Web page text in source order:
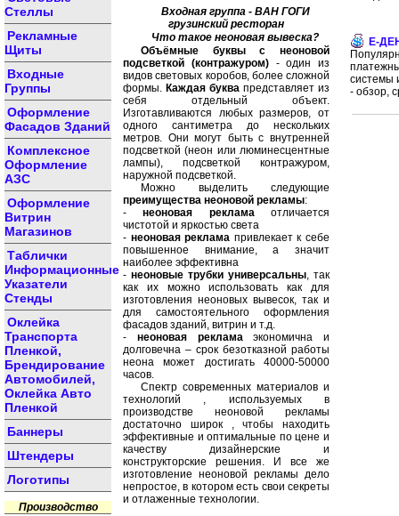
Стеллы
Рекламные
Щиты
Входные
Группы
Оформление
Фасадов Зданий
Комплексное
Оформление
АЗС
Оформление
Витрин
Магазинов
Таблички
Информационные
Указатели
Стенды
Оклейка
Транспорта
Пленкой,
Брендирование
Автомобилей,
Оклейка Авто
Пленкой
Баннеры
Штендеры
Логотипы
Производство
Входная группа - ВАН ГОГИ
грузинский ресторан
Что такое неоновая вывеска?
Объёмные буквы с неоновой
подсветкой (контражуром)- один из
видов световых коробов, более сложной
формы. Каждая буква представляет из
себя отдельный объект.
Изготавливаются любых размеров, от
одного сантиметра до нескольких
метров. Они могут быть с внутренней
подсветкой (неон или люминесцентные
лампы), подсветкой контражуром,
наружной подсветкой.
Можно выделить следующие
преимущества неоновой рекламы:
-неоновая рекламаотличается
чистотой и яркостью света
- неоновая реклама привлекает к себе
повышенное внимание, а значит
наиболее эффективна
- неоновые трубки универсальны, так
как их можно использовать как для
изготовления неоновых вывесок, так и
для самостоятельного оформления
фасадов зданий, витрин и т.д.
- неоновая рекламаэкономична и
долговечна – срок безотказной работы
неона может достигать 40000-50000
часов.
Спектр современных материалов и
технологий , используемых в
производстве неоновой рекламы
достаточно широк , чтобы находить
эффективные и оптимальные по цене и
качеству дизайнерские и
конструкторские решения. И все же
изготовление неоновой рекламы дело
непростое, в котором есть свои секреты
и отлаженные технологии.
E-
системы
- обзор,